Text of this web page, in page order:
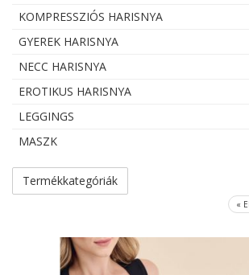
KOMPRESSZIÓS HARISNYA
GYEREK HARISNYA
NECC HARISNYA
EROTIKUS HARISNYA
LEGGINGS
MASZK
Termékkategóriák
«